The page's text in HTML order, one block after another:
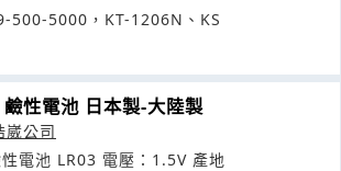
500-5000，KT-1206N、KS
性電池 日本製-大陸製
崴公司
電池 LR03 電壓：1.5V 產地